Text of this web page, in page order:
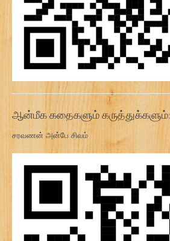
ஆன்மீக கதைகளும் கருத்துக்களும்:
சரவணன் அன்பே சிவம்